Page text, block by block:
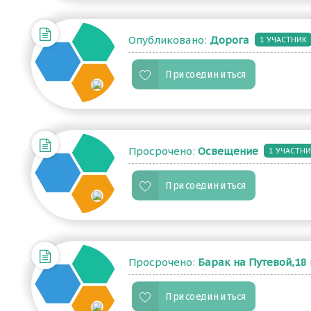
Опубликовано: Дорога 1 УЧАСТНИК
Присоединиться
В районе «Аэродромный»,около
Просрочено: Освещение 1
Присоединиться
Многие жители Черногорска
Просрочено: Барак на Путевой,18
Присоединиться